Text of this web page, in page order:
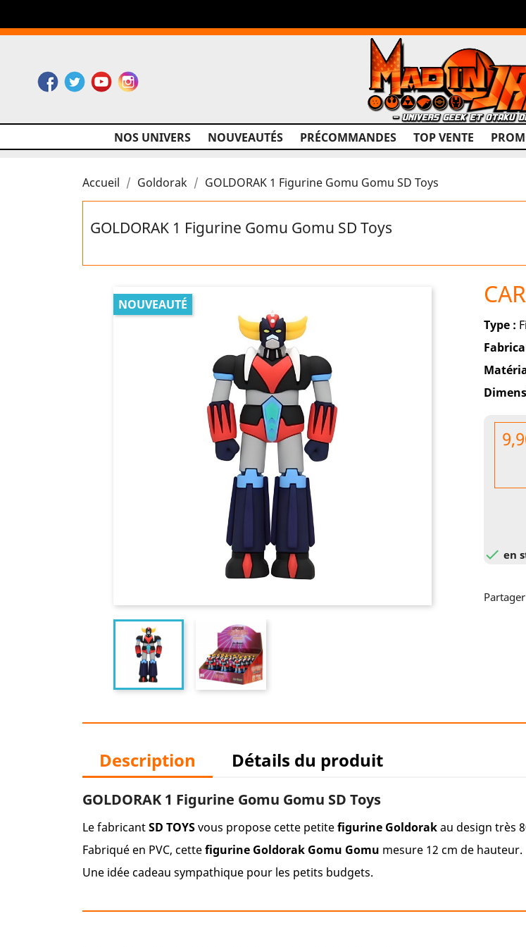
Facebook
TwitterYouTubeInstagram
NOS UNIVERS NOUVEAUTÉS PRÉCOMMANDES TOP VENTE
Accueil Goldorak GOLDORAK 1 Figurine Gomu Gomu SD Toys
GOLDORAK 1 Figurine Gomu Gomu SD Toys
NOUVEAUTÉ
Type :
 en
Partager
Description Détails du produit
GOLDORAK 1 Figurine Gomu Gomu SD Toys
Le fabricantSD TOYSvous propose cette petitefigurine Goldorakau design très
Fabriqué en PVC, cettefigurine Goldorak Gomu Gomu mesure 12 cm de hauteur.
Une idée cadeau sympathique pour les petits budgets.